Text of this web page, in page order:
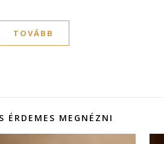
TOVÁBB
ÉRDEMES MEGNÉZNI